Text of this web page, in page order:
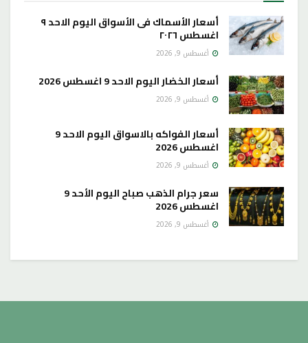
أسعار الأسماك فى الأسواق اليوم الاحد ٩
اغسطس ٢٠٢٦
أغسطس 9, 2026
أسعار الخضار اليوم الاحد 9 اغسطس 2026
أغسطس 9, 2026
أسعار الفواكه بالاسواق اليوم الاحد 9
اغسطس 2026
أغسطس 9, 2026
سعر جرام الذهب صباح اليوم الأحد 9
اغسطس 2026
أغسطس 9, 2026